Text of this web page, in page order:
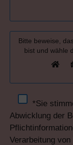
Bitte beweise,
bist und wähle
*Sie
Abwicklung der
Verarbeitung